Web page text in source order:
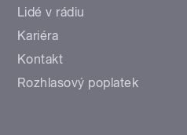
Lidé v rádiu
Kariéra
Kontakt
Rozhlasový poplatek